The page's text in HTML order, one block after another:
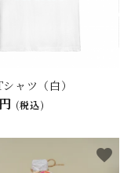
ャツ（白）
(税込)
favorite